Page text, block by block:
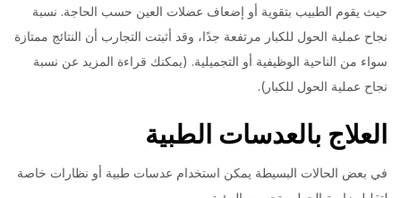
حيث يقوم الطبيب بتقوية أو إضعاف عضلات العين حسب الحاجة. نسبة
نجاح عملية الحول للكبار مرتفعة جدًا، وقد أثبتت التجارب أن النتائج ممتازة
سواء من الناحية الوظيفية أو التجميلية. (يمكنك قراءة المزيد عن نسبة
نجاح عملية الحول للكبار).
العلاج بالعدسات الطبية
في بعض الحالات البسيطة يمكن استخدام عدسات طبية أو نظارات خاصة